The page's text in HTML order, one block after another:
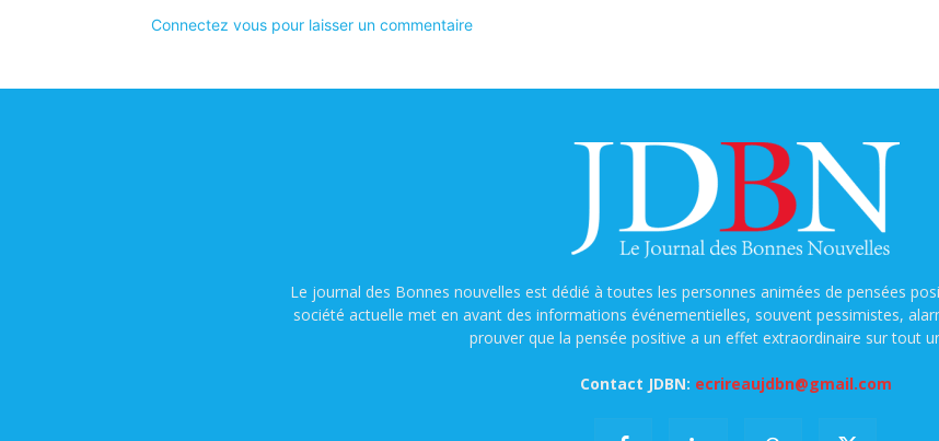
Connectez vous pour laisser un commentaire
Le journal des Bonnes nouvelles est dédié à toutes les personnes animées de pensées
société actuelle met en avant des informations événementielles, souvent pessimistes,
prouver que la pensée positive a un effet extraordinaire sur tout
Contact JDBN: ecrireaujdbn@gmail.com